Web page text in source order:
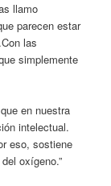
llamo
parecen estar
las
simplemente
en nuestra
intelectual.
eso, sostiene
oxígeno.”